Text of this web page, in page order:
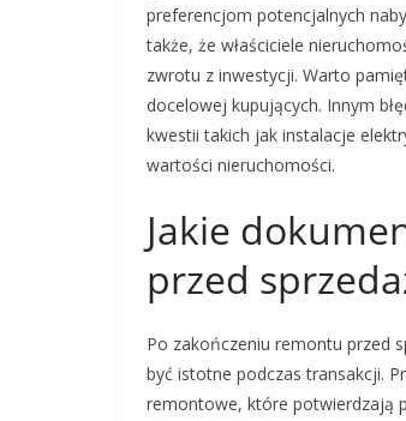
preferencjom potencjalnych
także, że właściciele
zwrotu z inwestycji. Warto
docelowej kupujących. Innym
kwestii takich jak instalacje
wartości nieruchomości.
Jakie
przed
Po zakończeniu remontu przed
być istotne podczas transakcji.
remontowe, które potwierdzają